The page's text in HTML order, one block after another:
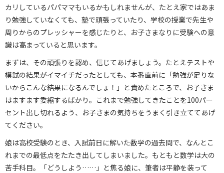
カリしているパパママもいるかもしれませんが、たとえ家ではあま
り勉強していなくても、塾で頑張っていたり、学校の授業で先生や
周りからのプレッシャーを感じたりと、お子さまなりに受験への意
識は高まっていると思います。
まずは、その頑張りを認め、信じてあげましょう。たとえテストや
模試の結果がイマイチだったとしても、本番直前に「勉強が足りな
いからこんな結果になるんでしょ！」と責めたところで、お子さま
はますます委縮するばかり。これまで勉強してきたことを100パー
セント出し切れるよう、お子さまの気持ちをうまく引き立ててあげ
てください。
娘は高校受験のとき、入試前日に解いた数学の過去問で、なんとこ
れまでの最低点をたたき出してしまいました。もともと数学は大の
苦手科目。「どうしよう……」と焦る娘に、筆者は平静を装って